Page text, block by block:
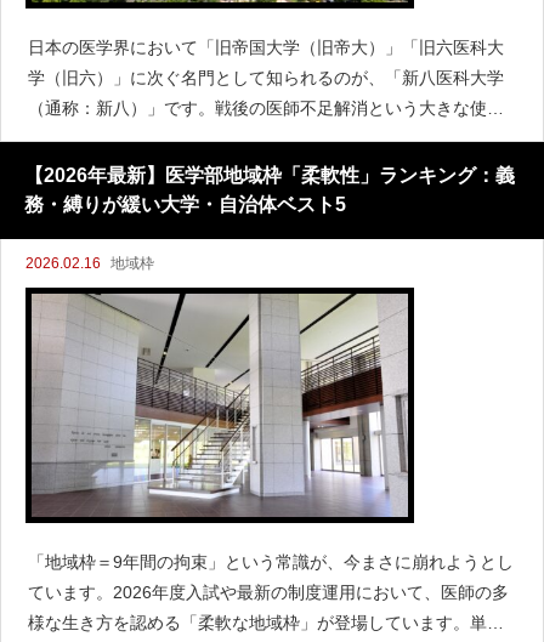
日本の医学界において「旧帝国大学（旧帝大）」「旧六医科大
学（旧六）」に次ぐ名門として知られるのが、「新八医科大学
（通称：新八）」です。戦後の医師不足解消という大きな使命
を背負って誕生したこれらの大学は、現在、地域医療の砦であ
ると同時に、世界をリードする最先端研究の拠点としても君臨
しています。
【2026年最新】医学部地域枠「柔軟性」ランキング：義
務・縛りが緩い大学・自治体ベスト5
2026.02.16 地域枠
「地域枠＝9年間の拘束」という常識が、今まさに崩れようとし
ています。2026年度入試や最新の制度運用において、医師の多
様な生き方を認める「柔軟な地域枠」が登場しています。単な